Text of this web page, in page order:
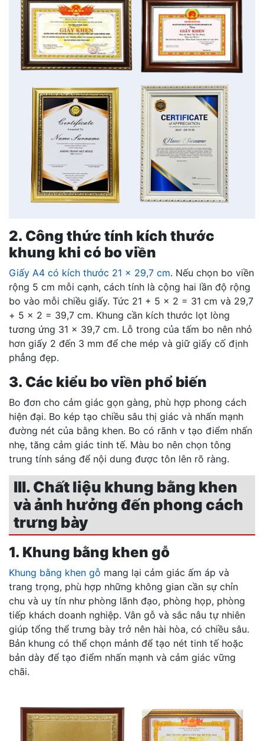
2. Công thức tính kích thước
khung khi có bo viền
Giấy A4 có kích thước 21 x 29,7 cm. Nếu chọn bo viền
rộng 5 cm mỗi cạnh, cách tính là cộng hai lần độ rộng
bo vào mỗi chiều giấy. Tức 21 + 5 x 2 = 31 cm và 29,7
+ 5 x 2 = 39,7 cm. Khung cần kích thước lọt lòng
tương ứng 31 x 39,7 cm. Lỗ trong của tấm bo nên nhỏ
hơn giấy 2 đến 3 mm để che mép và giữ giấy cố định
phẳng đẹp.
3. Các kiểu bo viền phổ biến
Bo đơn cho cảm giác gọn gàng, phù hợp phong cách
hiện đại. Bo kép tạo chiều sâu thị giác và nhấn mạnh
đường nét của bằng khen. Bo có rãnh v tạo điểm nhấn
nhẹ, tăng cảm giác tinh tế. Màu bo nên chọn tông
trung tính sáng để nội dung được tôn lên rõ ràng.
III. Chất liệu khung bằng khen
và ảnh hưởng đến phong cách
trưng bày
1. Khung bằng khen gỗ
Khung bằng khen gỗ mang lại cảm giác ấm áp và
trang trọng, phù hợp những không gian cần sự chỉn
chu và uy tín như phòng lãnh đạo, phòng họp, phòng
tiếp khách doanh nghiệp. Vân gỗ và sắc nâu tự nhiên
giúp tổng thể trưng bày trở nên hài hòa, có chiều sâu.
Bản khung có thể chọn mảnh để tạo nét tinh tế hoặc
bản dày để tạo điểm nhấn mạnh và cảm giác vững
chãi.